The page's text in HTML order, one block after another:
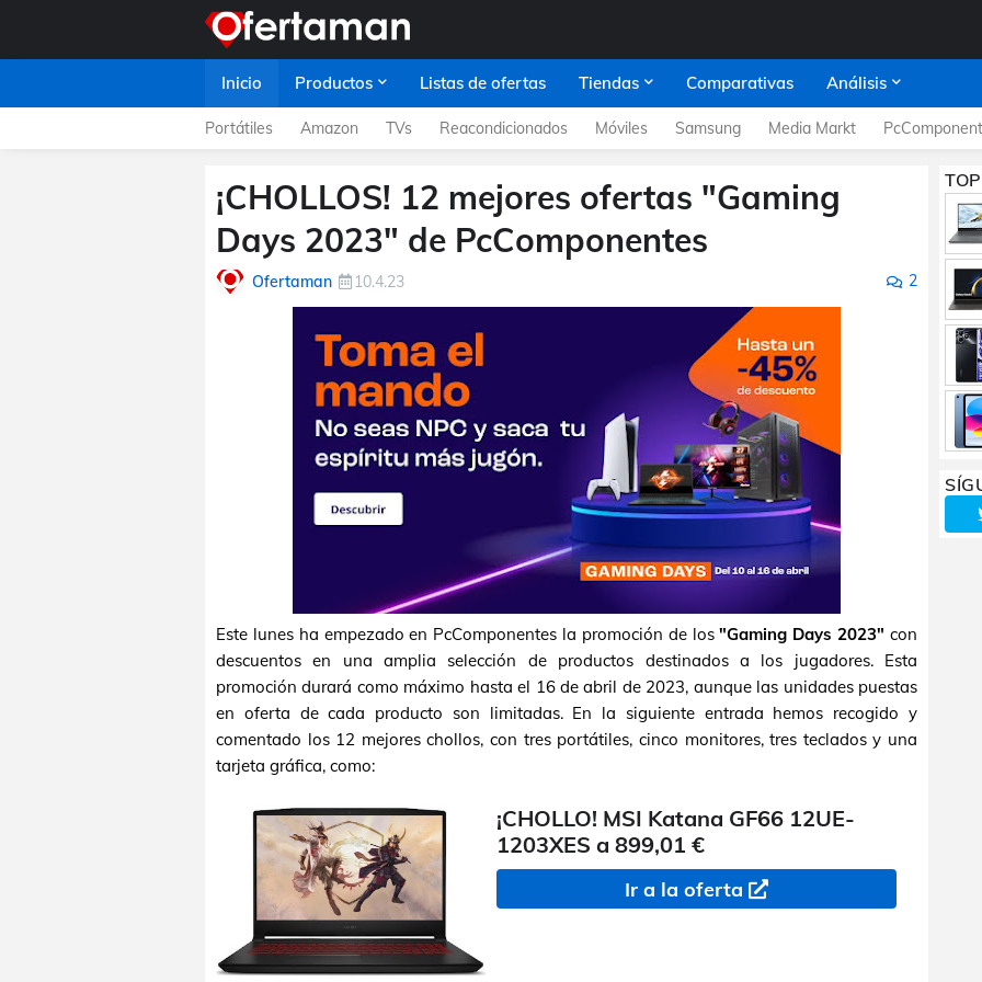
Inicio Productos Listas de ofertas Tiendas Comparativas Análisis
Portátiles Amazon TVs Reacondicionados Móviles Samsung Media Markt
¡CHOLLOS! 12 mejores ofertas "Gaming
Days 2023" de PcComponentes
Ofertaman 10.4.23 2
Este lunes ha empezado en PcComponentes la promoción de los"Gaming Days 2023" con
descuentos en una amplia selección de productos destinados a los jugadores. Esta
promoción durará como máximo hasta el 16 de abril de 2023, aunque las unidades puestas
en oferta de cada producto son limitadas. En la siguiente entrada hemos recogido y
comentado los 12 mejores chollos, con tres portátiles, cinco monitores, tres teclados y una
tarjeta gráfica, como:
¡CHOLLO! MSI Katana GF66 12UE-
1203XES a 899,01 €
Ir a la oferta